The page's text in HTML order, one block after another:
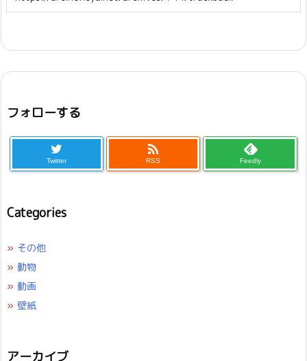
フォローする
Twitter

RSS Feedly
Categories
» その他
» 動物
» 動画
» 壁紙
アーカイブ